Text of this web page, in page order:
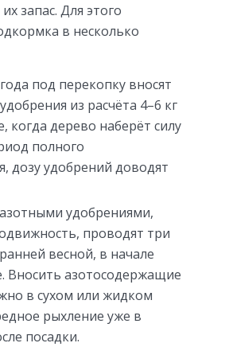
запас. Для этого
в несколько
под перекопку вносят
из расчёта 4–6 кг
когда дерево наберёт силу
полного
дозу удобрений доводят
удобрениями,
проводят три
весной, в начале
Вносить азотосодержащие
в сухом или жидком
рыхление уже в
посадки.